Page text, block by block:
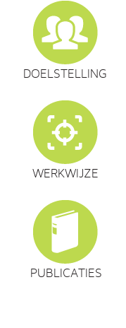
DOELSTELLING
WERKWIJZE
PUBLICATIES